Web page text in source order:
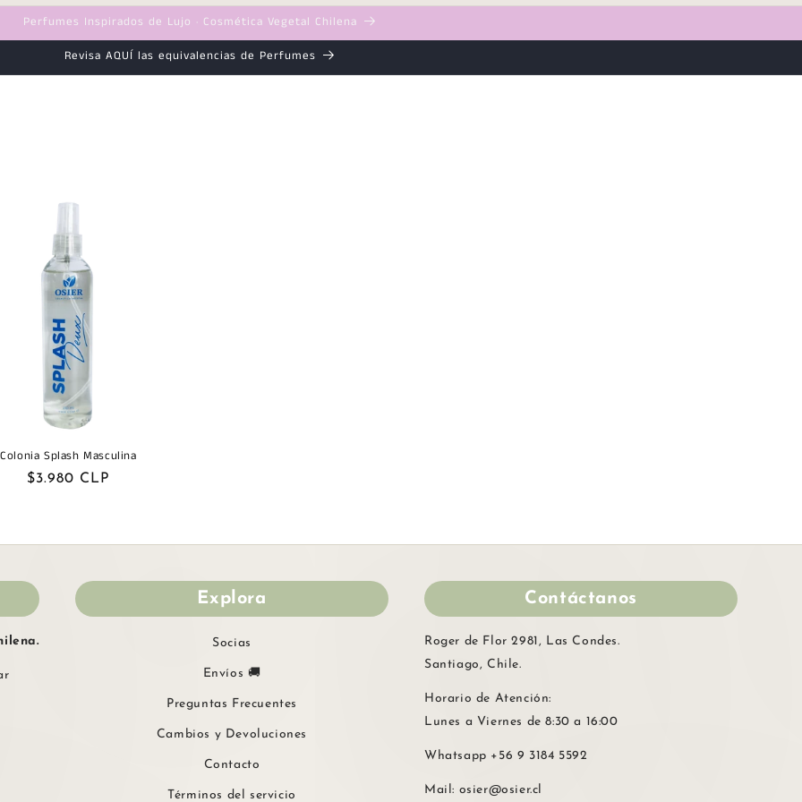
Perfumes Inspirados de Lujo · Cosmética Vegetal Chilena
Revisa AQUÍ las equivalencias de Perfumes
Colonia Splash Masculina
Precio
$3.980 CLP
Explora
Socias
Envíos 🚚
Preguntas Frecuentes
Cambios y Devoluciones
Contacto
Términos del servicio
Contáctanos
Roger de Flor 2981, Las Condes.
Santiago, Chile.
Horario de Atención:
Lunes a Viernes de 8:30 a 16:00
Whatsapp +56 9 3184 5592
Mail: osier@osier.cl